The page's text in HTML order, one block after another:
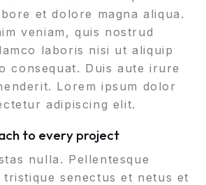
et dolore magna aliqua.
veniam, quis nostrud
laboris nisi ut aliquip
consequat. Duis aute irure
Lorem ipsum dolor
adipiscing elit.
to every project
nulla. Pellentesque
senectus et netus et